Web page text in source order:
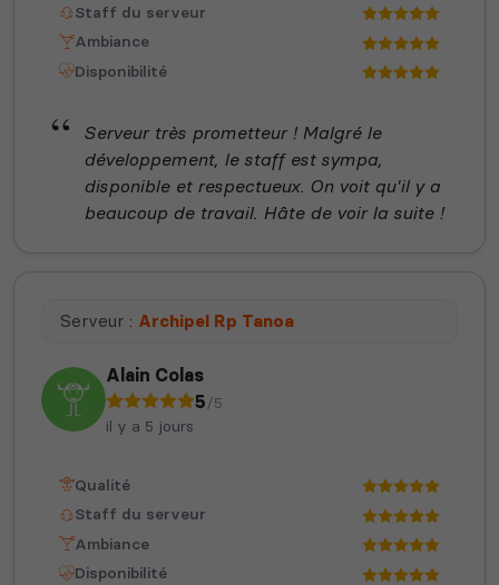
Staff du serveur
Ambiance
Disponibilité
Serveur très prometteur ! Malgré le
développement, le staff est sympa,
disponible et respectueux. On voit qu'il y a
beaucoup de travail. Hâte de voir la suite !
Serveur : Archipel Rp Tanoa
Alain Colas
5/5
il y a 5 jours
Qualité
Staff du serveur
Ambiance
Disponibilité